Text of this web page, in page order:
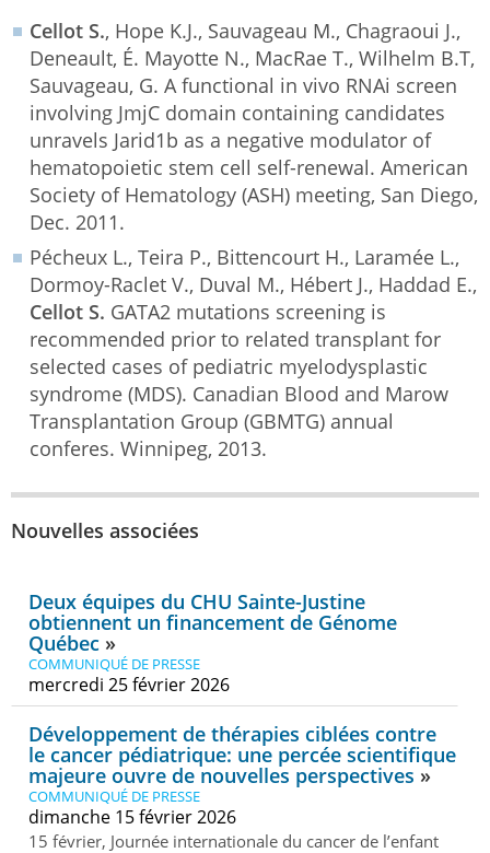
Cellot S., Hope K.J., Sauvageau M., Chagraoui J.,
Deneault, É. Mayotte N., MacRae T., Wilhelm B.T,
Sauvageau, G. A functional in vivo RNAi screen
involving JmjC domain containing candidates
unravels Jarid1b as a negative modulator of
hematopoietic stem cell self-renewal. American
Society of Hematology (ASH) meeting, San Diego,
Dec. 2011.
Pécheux L., Teira P., Bittencourt H., Laramée L.,
Dormoy-Raclet V., Duval M., Hébert J., Haddad E.,
Cellot S. GATA2 mutations screening is
recommended prior to related transplant for
selected cases of pediatric myelodysplastic
syndrome (MDS). Canadian Blood and Marow
Transplantation Group (GBMTG) annual
conferes. Winnipeg, 2013.
Nouvelles associées
Deux équipes du CHU Sainte-Justine
obtiennent un financement de Génome
Québec
COMMUNIQUÉ DE PRESSE
mercredi 25 février 2026
Développement de thérapies ciblées contre
le cancer pédiatrique: une percée scientifique
majeure ouvre de nouvelles perspectives
COMMUNIQUÉ DE PRESSE
dimanche 15 février 2026
15 février, Journée internationale du cancer de l’enfant